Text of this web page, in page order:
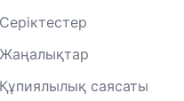
Серіктестер
Жаңалықтар
Құпиялылық саясаты